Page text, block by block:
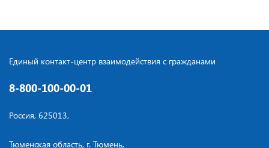
Единый контакт-центр взаимодействия с гражданами
8-800-100-00-01
Россия, 625013,
Тюменская область, г. Тюмень,